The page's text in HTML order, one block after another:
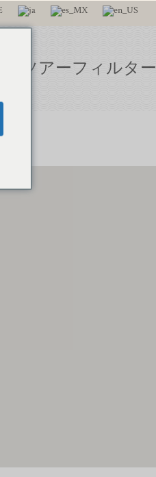
ツアーフィルター